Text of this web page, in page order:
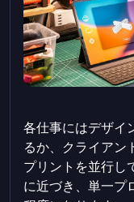
各仕事にはデザイ
るか、クライアン
プリントを並行し
に近づき、単一プ